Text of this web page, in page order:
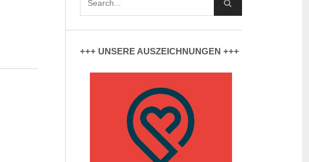
+++ UNSERE AUSZEICHNUNGEN +++